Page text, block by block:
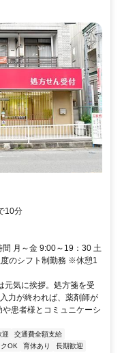
10分
月～金 9:00～19：30 土
のシフト制勤務 ※休憩1
元気に挨拶。処方箋を受
力が終われば、薬剤師が
患者様とコミュニケーシ
迎
交通費全額支給
OK 育休あり
長期歓迎